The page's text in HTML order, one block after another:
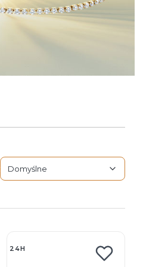
Domyślne
Domyślne
24H